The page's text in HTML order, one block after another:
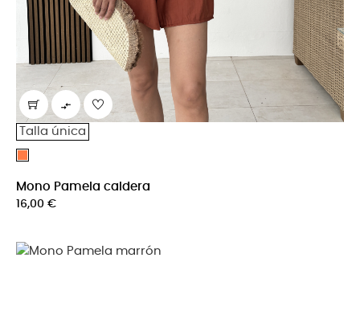

Talla única
Caldera
Mono Pamela caldera
Precio
16,00 €